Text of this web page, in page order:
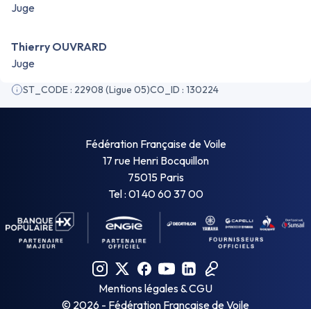
Juge
Thierry OUVRARD
Juge
ST_CODE : 22908 (Ligue 05)CO_ID : 130224
Fédération Française de Voile
17 rue Henri Bocquillon
75015 Paris
Tel : 01 40 60 37 00
Mentions légales & CGU
© 2026 - Fédération Française de Voile